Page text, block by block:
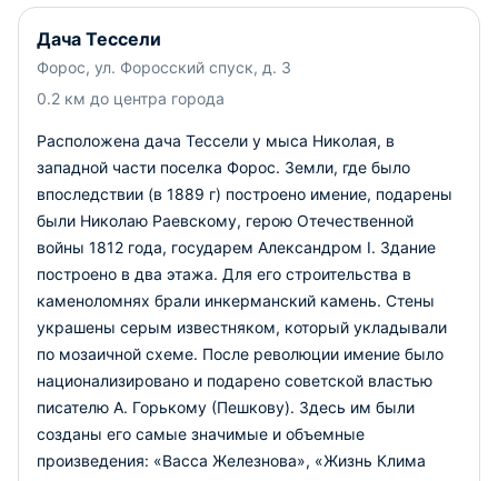
Дача Тессели
Форос, ул. Форосский спуск, д. 3
0.2 км до центра города
Расположена дача Тессели у мыса Николая, в
западной части поселка Форос. Земли, где было
впоследствии (в 1889 г) построено имение, подарены
были Николаю Раевскому, герою Отечественной
войны 1812 года, государем Александром I. Здание
построено в два этажа. Для его строительства в
каменоломнях брали инкерманский камень. Стены
украшены серым известняком, который укладывали
по мозаичной схеме. После революции имение было
национализировано и подарено советской властью
писателю А. Горькому (Пешкову). Здесь им были
созданы его самые значимые и объемные
произведения: «Васса Железнова», «Жизнь Клима